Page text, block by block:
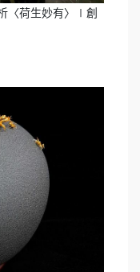
〈荷生妙有〉∣創